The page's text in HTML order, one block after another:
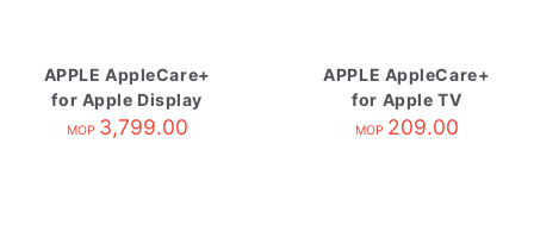
APPLE AppleCare+
for Apple Display
MOP 3,799.00
APPLE AppleCare+
for Apple TV
MOP 209.00